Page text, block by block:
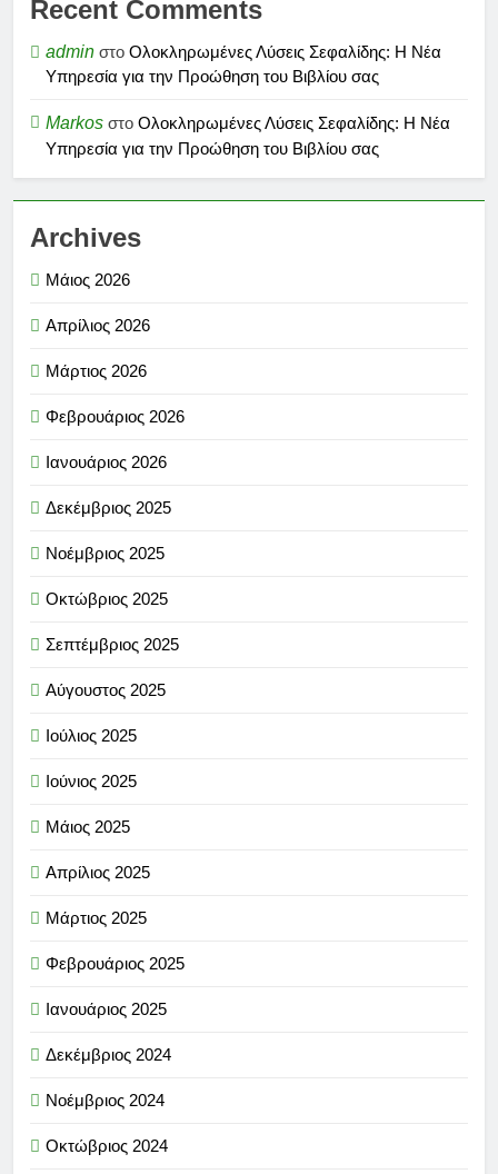
Recent Comments
admin στο Ολοκληρωμένες Λύσεις Σεφαλίδης: Η Νέα
Υπηρεσία για την Προώθηση του Βιβλίου σας
Markos στο Ολοκληρωμένες Λύσεις Σεφαλίδης: Η Νέα
Υπηρεσία για την Προώθηση του Βιβλίου σας
Archives
Μάιος 2026
Απρίλιος 2026
Μάρτιος 2026
Φεβρουάριος 2026
Ιανουάριος 2026
Δεκέμβριος 2025
Νοέμβριος 2025
Οκτώβριος 2025
Σεπτέμβριος 2025
Αύγουστος 2025
Ιούλιος 2025
Ιούνιος 2025
Μάιος 2025
Απρίλιος 2025
Μάρτιος 2025
Φεβρουάριος 2025
Ιανουάριος 2025
Δεκέμβριος 2024
Νοέμβριος 2024
Οκτώβριος 2024